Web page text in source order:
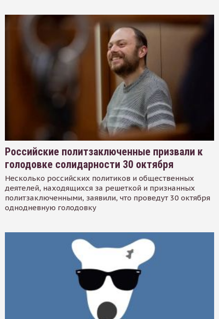
Российские политзаключенные призвали к
голодовке солидарности 30 октября
Несколько российских политиков и общественных
деятелей, находящихся за решеткой и признанных
политзаключенными, заявили, что проведут 30 октября
однодневную голодовку